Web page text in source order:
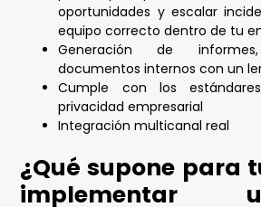
oportunidades y escalar
equipo correcto dentro de tu
Generación de
documentos internos con un
Cumple con los
privacidad empresarial
Integración multicanal real
¿Qué supone para